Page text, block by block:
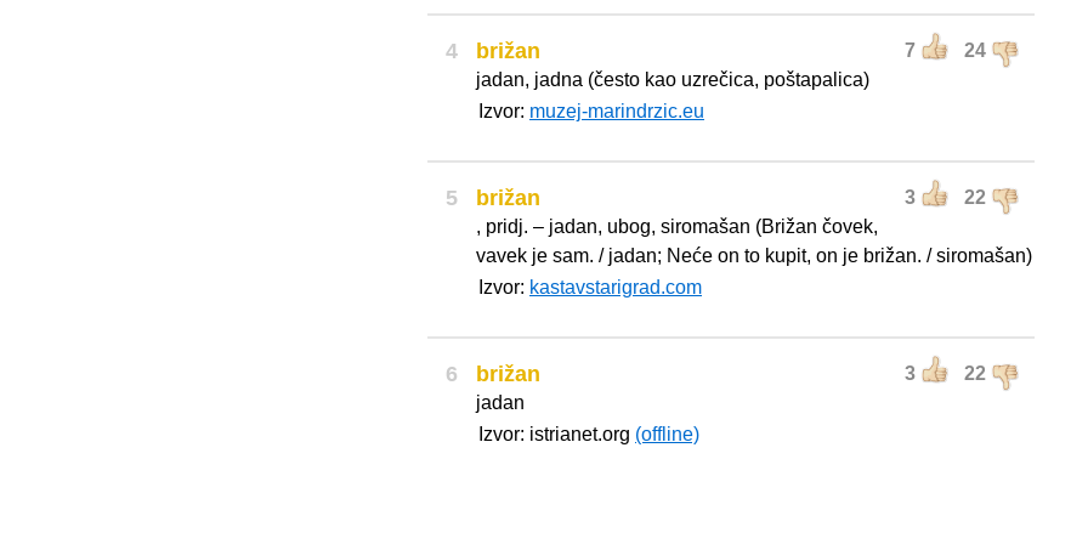
4 7 24
brižan
jadan, jadna (često kao uzrečica, poštapalica)
Izvor: muzej-marindrzic.eu
5 3 22
brižan
, pridj. – jadan, ubog, siromašan (Brižan čovek,
vavek je sam. / jadan; Neće on to kupit, on je brižan. / siromašan)
Izvor: kastavstarigrad.com
6 3 22
brižan
jadan
Izvor: istrianet.org (offline)